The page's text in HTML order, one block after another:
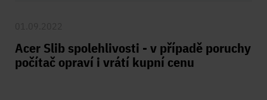
Acer Slib spolehlivosti - v případě poruchy
počítač opraví i vrátí kupní cenu